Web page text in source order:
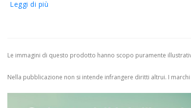
Leggi di più
Le immagini di questo prodotto hanno scopo puramente
Nella pubblicazione non si intende infrangere diritti altrui. I